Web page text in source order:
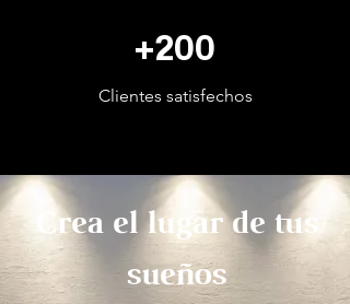
+200
Clientes satisfechos
Crea el lugar de tus
sueños